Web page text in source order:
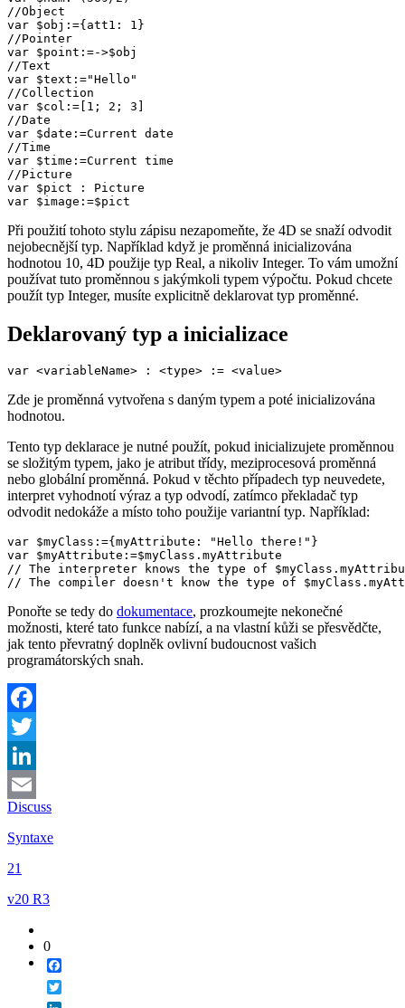
//Object
var $obj:={att1: 1}
//Pointer
var $point:=->$obj
//Text
var $text:="Hello"
//Collection
var $col:=[1; 2; 3]
//Date
var $date:=Current date
//Time
var $time:=Current time
//Picture
var $pict : Picture
var $image:=$pict
Při použití tohoto stylu zápisu nezapomeňte, že 4D se snaží odvodit
nejobecnější typ. Například když je proměnná inicializována
hodnotou 10, 4D použije typ Real, a nikoliv Integer. To vám umožní
používat tuto proměnnou s jakýmkoli typem výpočtu. Pokud chcete
použít typ Integer, musíte explicitně deklarovat typ proměnné.
Deklarovaný typ a inicializace
var <variableName> : <type> := <value>
Zde je proměnná vytvořena s daným typem a poté inicializována
hodnotou.
Tento typ deklarace je nutné použít, pokud inicializujete proměnnou
se složitým typem, jako je atribut třídy, meziprocesová proměnná
nebo globální proměnná. Pokud v těchto případech typ neuvedete,
interpret vyhodnotí výraz a typ odvodí, zatímco překladač typ
odvodit nedokáže a místo toho použije variantní typ. Například:
var $myClass:={myAttribute: "Hello there!"}
var $myAttribute:=$myClass.myAttribute
// The interpreter knows the type of
Ponořte se tedy do dokumentace, prozkoumejte nekonečné
možnosti, které tato funkce nabízí, a na vlastní kůži se přesvědčte,
jak tento převratný doplněk ovlivní budoucnost vašich
programátorských snah.
Facebook
Twitter
LinkedIn
Email
Discuss
Syntaxe
21
v20 R3
0